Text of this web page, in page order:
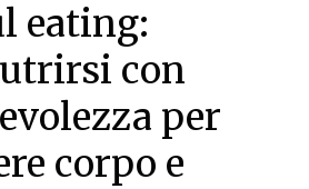
eating:
con
per
corpo e